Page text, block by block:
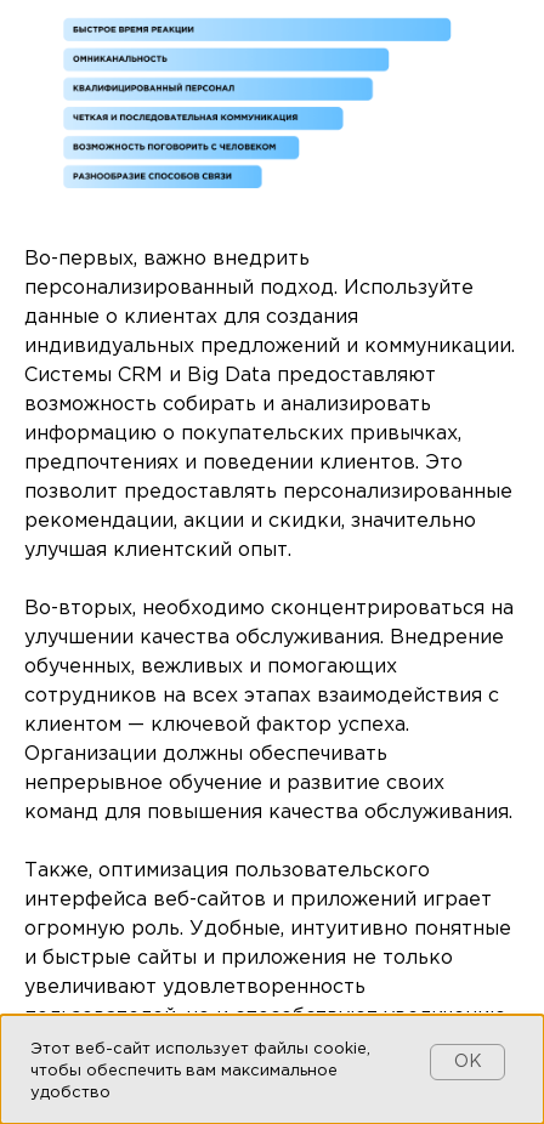
Во-первых, важно внедрить
персонализированный подход. Используйте
данные о клиентах для создания
индивидуальных предложений и коммуникации.
Системы CRM и Big Data предоставляют
возможность собирать и анализировать
информацию о покупательских привычках,
предпочтениях и поведении клиентов. Это
позволит предоставлять персонализированные
рекомендации, акции и скидки, значительно
улучшая клиентский опыт.
Во-вторых, необходимо сконцентрироваться на
улучшении качества обслуживания. Внедрение
обученных, вежливых и помогающих
сотрудников на всех этапах взаимодействия с
клиентом — ключевой фактор успеха.
Организации должны обеспечивать
непрерывное обучение и развитие своих
команд для повышения качества обслуживания.
Также, оптимизация пользовательского
интерфейса веб-сайтов и приложений играет
огромную роль. Удобные, интуитивно понятные
и быстрые сайты и приложения не только
увеличивают удовлетворенность
пользователей, но и способствуют увеличению
конверсии и повторных продаж. Обеспечение
адаптивности дизайна для различных устройств
и платформ — обязательное условие для
Этот веб-сайт использует файлы cookie,
чтобы обеспечить вам максимальное
удобство
OK